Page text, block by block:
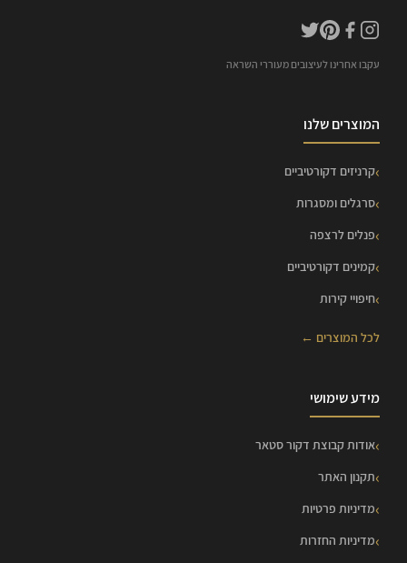
עקבו אחרינו לעיצובים מעוררי השראה
המוצרים שלנו
קרניזים דקורטיביים
סרגלים ומסגרות
פנלים לרצפה
קמינים דקורטיביים
חיפויי קירות
לכל המוצרים ←
מידע שימושי
אודות קבוצת דקור סטאר
תקנון האתר
מדיניות פרטיות
מדיניות החזרות